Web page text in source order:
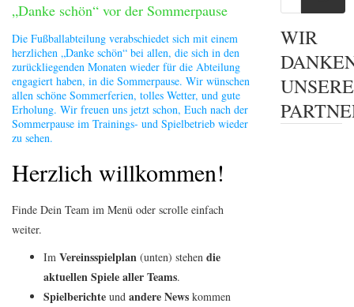
„Danke schön“ vor der Sommerpause
Die Fußballabteilung verabschiedet sich mit einem
herzlichen „Danke schön“ bei allen, die sich in den
zurückliegenden Monaten wieder für die Abteilung
engagiert haben, in die Sommerpause. Wir wünschen
allen schöne Sommerferien, tolles Wetter, und gute
Erholung. Wir freuen uns jetzt schon, Euch nach der
Sommerpause im Trainings- und Spielbetrieb wieder
zu sehen.
Herzlich willkommen!
Finde Dein Team im Menü oder scrolle einfach
weiter.
Im Vereinsspielplan (unten) stehen die
aktuellen Spiele aller Teams.
Spielberichte und andere News kommen
WIR